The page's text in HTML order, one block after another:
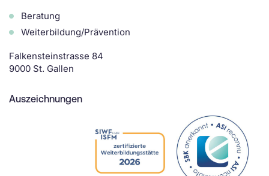
Beratung
Weiterbildung/Prävention
Falkensteinstrasse 84
9000 St. Gallen
Auszeichnungen